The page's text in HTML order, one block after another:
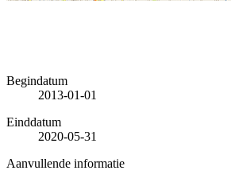
Begindatum
2013-01-01
Einddatum
2020-05-31
Aanvullende informatie